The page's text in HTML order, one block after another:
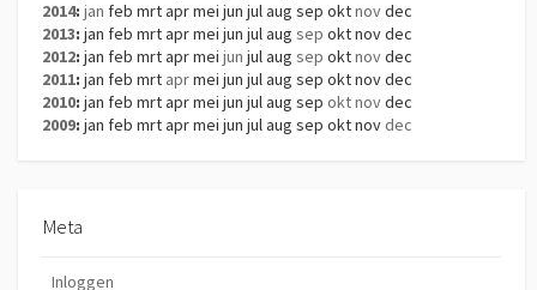
2014: jan feb mrtaprmei jun julaug sep oktnovdec
2013: jan feb mrtaprmei jun julaug sep oktnovdec
2012: jan feb mrtaprmei jun julaug sep oktnovdec
2011: jan feb mrt aprmei jun julaug sep oktnovdec
2010: jan feb mrtaprmei jun julaug sep oktnovdec
2009: jan feb mrtaprmei jun julaug sep oktnov dec
Meta
Inloggen